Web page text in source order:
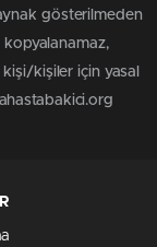
gösterilmeden
kopyalanamaz,
kişi/kişiler için yasal